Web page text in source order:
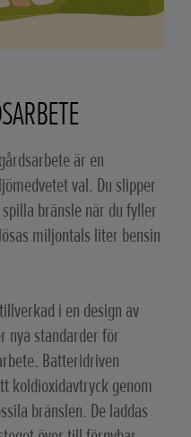
är en
val. Du slipper
bränsle när du fyller
miljontals liter bensin
i en design av
nya standarder för
Batteridriven
koldioxidavtryck genom
bränslen. De laddas